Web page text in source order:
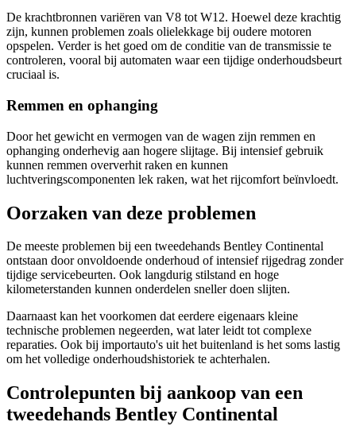
De krachtbronnen variëren van V8 tot W12. Hoewel deze krachtig
zijn, kunnen problemen zoals olielekkage bij oudere motoren
opspelen. Verder is het goed om de conditie van de transmissie te
controleren, vooral bij automaten waar een tijdige onderhoudsbeurt
cruciaal is.
Remmen en ophanging
Door het gewicht en vermogen van de wagen zijn remmen en
ophanging onderhevig aan hogere slijtage. Bij intensief gebruik
kunnen remmen oververhit raken en kunnen
luchtveringscomponenten lek raken, wat het rijcomfort beïnvloedt.
Oorzaken van deze problemen
De meeste problemen bij een tweedehands Bentley Continental
ontstaan door onvoldoende onderhoud of intensief rijgedrag zonder
tijdige servicebeurten. Ook langdurig stilstand en hoge
kilometerstanden kunnen onderdelen sneller doen slijten.
Daarnaast kan het voorkomen dat eerdere eigenaars kleine
technische problemen negeerden, wat later leidt tot complexe
reparaties. Ook bij importauto's uit het buitenland is het soms lastig
om het volledige onderhoudshistoriek te achterhalen.
Controlepunten bij aankoop van een
tweedehands Bentley Continental